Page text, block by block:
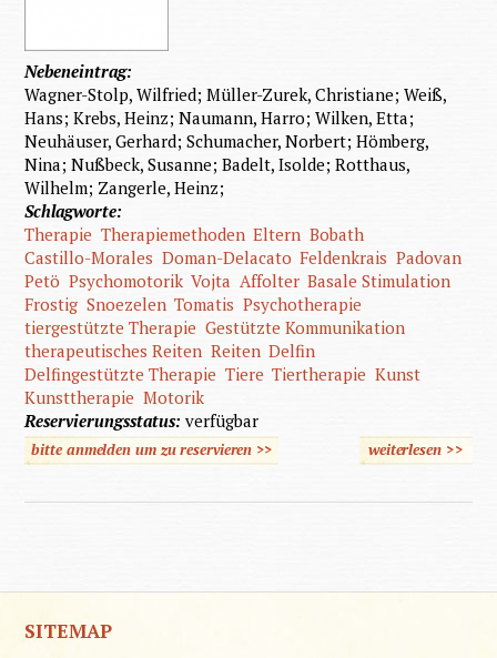
Nebeneintrag:
Wagner-Stolp, Wilfried; Müller-Zurek, Christiane; Weiß,
Hans; Krebs, Heinz; Naumann, Harro; Wilken, Etta;
Neuhäuser, Gerhard; Schumacher, Norbert; Hömberg,
Nina; Nußbeck, Susanne; Badelt, Isolde; Rotthaus,
Wilhelm; Zangerle, Heinz;
Schlagworte:
Therapie Therapiemethoden Eltern Bobath
Castillo-Morales Doman-Delacato Feldenkrais Padovan
Petö Psychomotorik Vojta Affolter Basale Stimulation
Frostig Snoezelen Tomatis Psychotherapie
tiergestützte Therapie Gestützte Kommunikation
therapeutisches Reiten Reiten Delfin
Delfingestützte Therapie Tiere Tiertherapie Kunst
Kunsttherapie Motorik
Reservierungsstatus:verfügbar
bitte anmelden um zu reservieren >> weiterlesen
über
>>
SITEMAP